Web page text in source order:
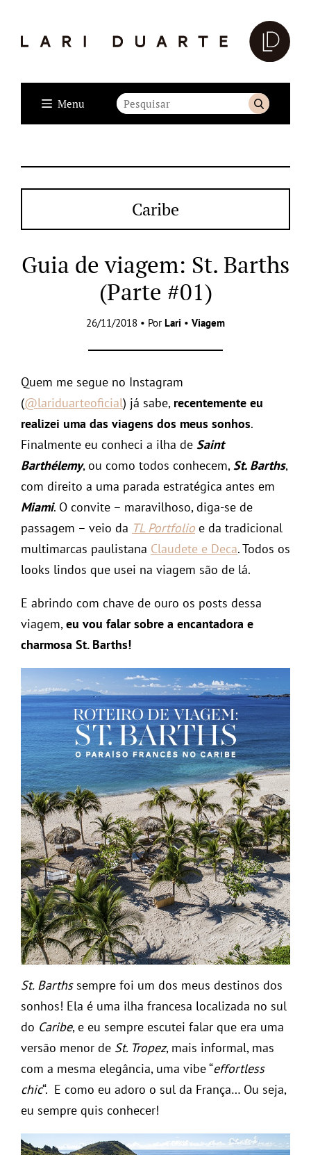
Menu
Caribe
Guia de viagem: St. Barths
(Parte #01)
26/11/2018 • Por Lari • Viagem
Quem me segue no Instagram
(@lariduarteoficial) já sabe, recentemente eu
realizei uma das viagens dos meus sonhos.
Finalmente eu conheci a ilha de Saint
Barthélemy, ou como todos conhecem,St. Barths,
com direito a uma parada estratégica antes em
Miami. O convite – maravilhoso, diga-se de
passagem – veio da TL Portfolio e da tradicional
multimarcas paulistana Claudete e Deca. Todos os
looks lindos que usei na viagem são de lá.
E abrindo com chave de ouro os posts dessa
viagem,eu vou falar sobre a encantadora e
charmosa St. Barths!
St. Barthssempre foi um dos meus destinos dos
sonhos! Ela é uma ilha francesa localizada no sul
do Caribe, e eu sempre escutei falar que era uma
versão menor de St. Tropez, mais informal, mas
com a mesma elegância, uma vibe “effortless
chic“. E como eu adoro o sul da França… Ou seja,
eu sempre quis conhecer!